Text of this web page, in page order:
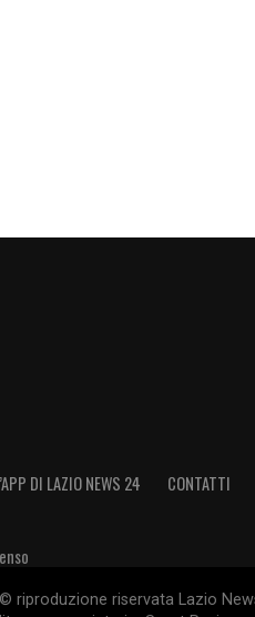
DI LAZIO NEWS 24 CONTATTI
riproduzione riservata Lazio